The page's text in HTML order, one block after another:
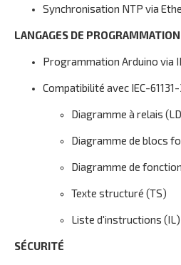
Synchronisation NTP via
LANGAGES DE PROGRAMMATION
Programmation Arduino via
Compatibilité avec IEC-61131-
Diagramme à relais
Diagramme de blocs
Diagramme de
Texte structuré (TS)
Liste d'instructions (IL)
SÉCURITÉ